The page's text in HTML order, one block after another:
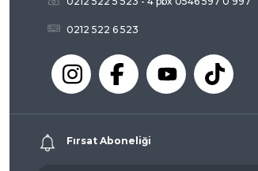
0212 522 6 523
Fırsat Aboneliği